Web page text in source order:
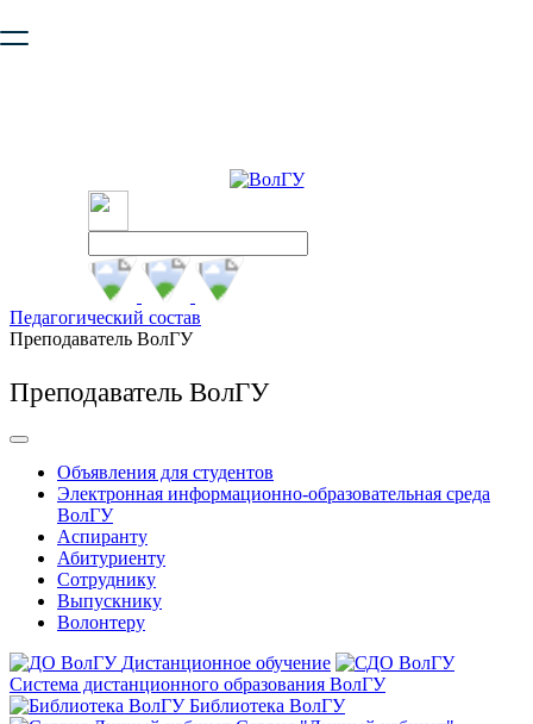
безопасную работу с сайтом. Пожалуйста
Педагогический состав
Преподаватель ВолГУ
Преподаватель ВолГУ
Объявления для студентов
Электронная информационно-образовательная среда
ВолГУ
Аспиранту
Абитуриенту
Сотруднику
Выпускнику
Волонтеру
Дистанционное обучение
Система дистанционного образования ВолГУ
Библиотека ВолГУ